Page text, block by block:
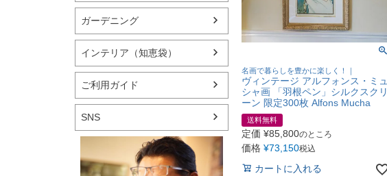
ガーデニング
インテリア（知恵袋）
ご利用ガイド
SNS
名画で暮らしを豊かに楽しく！｜
ヴィンテージ アルフォンス・ミュ
シャ画 「羽根ペン」シルクスクリ
ーン 限定300枚 Alfons Mucha
送料無料
定価 ¥85,800のところ
価格 ¥73,150税込
カートに入れる